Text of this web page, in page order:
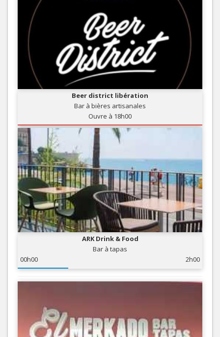
Beer district libération
Bar à bières artisanales
Ouvre à 18h00
ARK Drink & Food
Bar à tapas
00h00
2h00